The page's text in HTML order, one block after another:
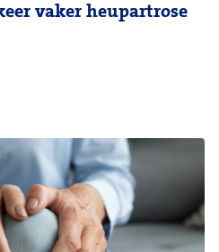
vaker heupartrose